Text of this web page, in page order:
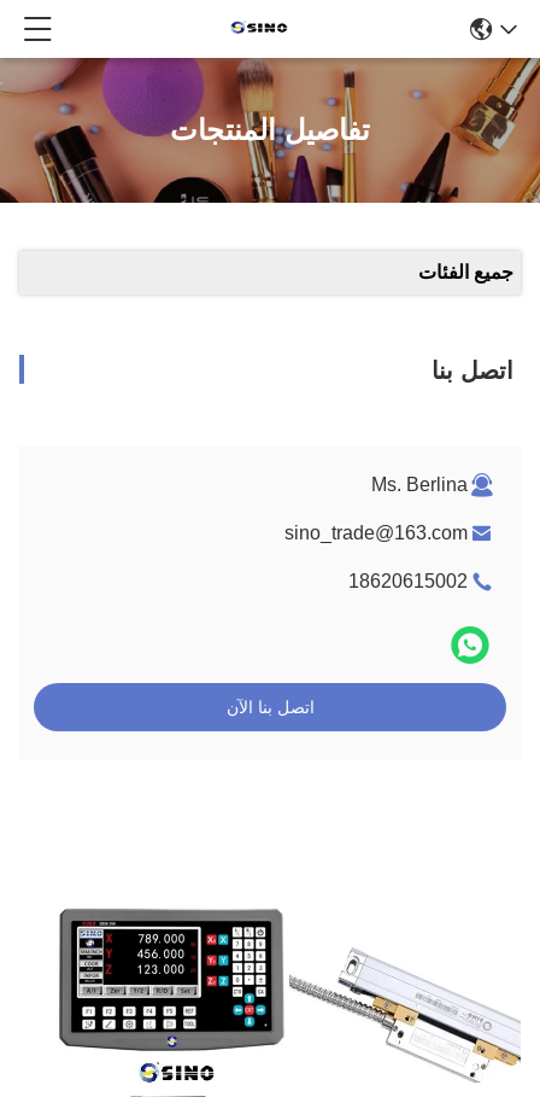
تفاصيل المنتجات
جميع الفئات
اتصل بنا
Ms. Berlina
sino_trade@163.com
18620615002
اتصل بنا الآن